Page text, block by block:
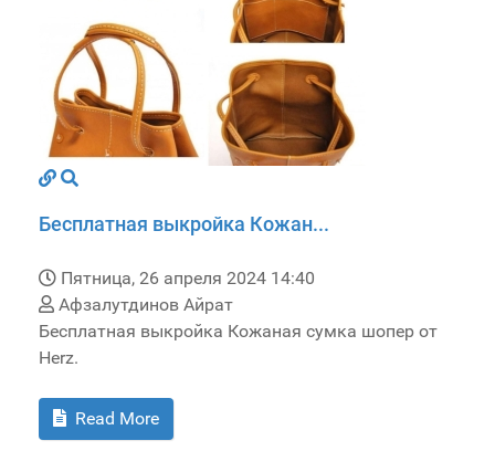
Бесплатная выкройка Кожан...
Пятница, 26 апреля 2024 14:40
Афзалутдинов Айрат
Бесплатная выкройка Кожаная сумка шопер от
Herz.
Read More